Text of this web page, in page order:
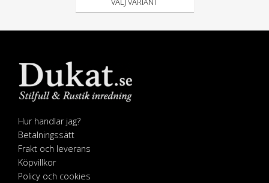
Hur handlar jag?
Betalningssätt
Frakt och leverans
Köpvillkor
Policy och cookies